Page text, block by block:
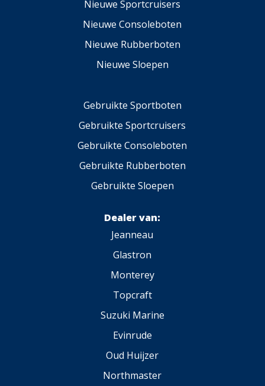
Nieuwe Sportcruisers
Nieuwe Consoleboten
Nieuwe Rubberboten
Nieuwe Sloepen
Gebruikte Sportboten
Gebruikte Sportcruisers
Gebruikte Consoleboten
Gebruikte Rubberboten
Gebruikte Sloepen
Dealer van:
Jeanneau
Glastron
Monterey
Topcraft
Suzuki Marine
Evinrude
Oud Huijzer
Northmaster